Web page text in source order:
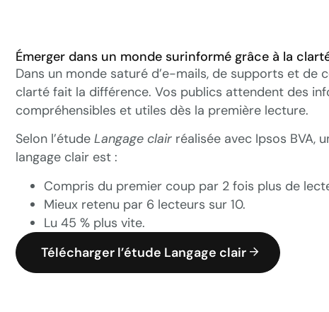
Émerger dans un monde surinformé grâce à la
Dans un monde saturé d’e-mails, de supports et de
clarté fait la différence. Vos publics attendent des
compréhensibles et utiles dès la première lecture.
Selon l’étude Langage clair réalisée avec Ipsos BVA,
langage clair est :
Compris du premier coup par 2 fois plus de
Mieux retenu par 6 lecteurs sur 10.
Lu 45 % plus vite.
Télécharger l’étude Langage clair